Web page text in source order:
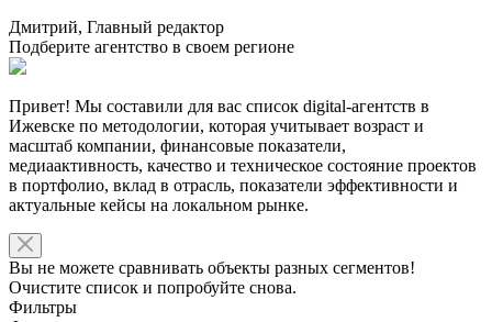
Дмитрий, Главный редактор
Подберите агентство в своем регионе
Привет! Мы составили для вас список digital-агентств в
Ижевске по методологии, которая учитывает возраст и
масштаб компании, финансовые показатели,
медиаактивность, качество и техническое состояние проектов
в портфолио, вклад в отрасль, показатели эффективности и
актуальные кейсы на локальном рынке.
Вы не можете сравнивать объекты разных сегментов!
Очистите список и попробуйте снова.
Фильтры